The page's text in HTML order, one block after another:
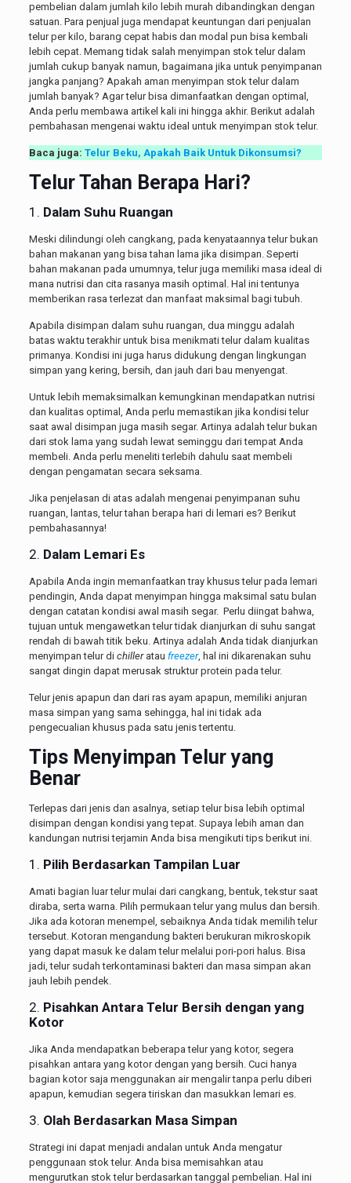
pembelian dalam jumlah kilo lebih murah dibandingkan dengan
satuan. Para penjual juga mendapat keuntungan dari penjualan
telur per kilo, barang cepat habis dan modal pun bisa kembali
lebih cepat. Memang tidak salah menyimpan stok telur dalam
jumlah cukup banyak namun, bagaimana jika untuk penyimpanan
jangka panjang? Apakah aman menyimpan stok telur dalam
jumlah banyak? Agar telur bisa dimanfaatkan dengan optimal,
Anda perlu membawa artikel kali ini hingga akhir. Berikut adalah
pembahasan mengenai waktu ideal untuk menyimpan stok telur.
Baca juga: Telur Beku, Apakah Baik Untuk Dikonsumsi?
Telur Tahan Berapa Hari?
1. Dalam Suhu Ruangan
Meski dilindungi oleh cangkang, pada kenyataannya telur bukan
bahan makanan yang bisa tahan lama jika disimpan. Seperti
bahan makanan pada umumnya, telur juga memiliki masa ideal di
mana nutrisi dan cita rasanya masih optimal. Hal ini tentunya
memberikan rasa terlezat dan manfaat maksimal bagi tubuh.
Apabila disimpan dalam suhu ruangan, dua minggu adalah
batas waktu terakhir untuk bisa menikmati telur dalam kualitas
primanya. Kondisi ini juga harus didukung dengan lingkungan
simpan yang kering, bersih, dan jauh dari bau menyengat.
Untuk lebih memaksimalkan kemungkinan mendapatkan nutrisi
dan kualitas optimal, Anda perlu memastikan jika kondisi telur
saat awal disimpan juga masih segar. Artinya adalah telur bukan
dari stok lama yang sudah lewat seminggu dari tempat Anda
membeli. Anda perlu meneliti terlebih dahulu saat membeli
dengan pengamatan secara seksama.
Jika penjelasan di atas adalah mengenai penyimpanan suhu
ruangan, lantas, telur tahan berapa hari di lemari es? Berikut
pembahasannya!
2. Dalam Lemari Es
Apabila Anda ingin memanfaatkan tray khusus telur pada lemari
pendingin, Anda dapat menyimpan hingga maksimal satu bulan
dengan catatan kondisi awal masih segar. Perlu diingat bahwa,
tujuan untuk mengawetkan telur tidak dianjurkan di suhu sangat
rendah di bawah titik beku. Artinya adalah Anda tidak dianjurkan
menyimpan telur di chilleratau freezer, hal ini dikarenakan suhu
sangat dingin dapat merusak struktur protein pada telur.
Telur jenis apapun dan dari ras ayam apapun, memiliki anjuran
masa simpan yang sama sehingga, hal ini tidak ada
pengecualian khusus pada satu jenis tertentu.
Tips Menyimpan Telur yang
Benar
Terlepas dari jenis dan asalnya, setiap telur bisa lebih optimal
disimpan dengan kondisi yang tepat. Supaya lebih aman dan
kandungan nutrisi terjamin Anda bisa mengikuti tips berikut ini.
1. Pilih Berdasarkan Tampilan Luar
Amati bagian luar telur mulai dari cangkang, bentuk, tekstur saat
diraba, serta warna. Pilih permukaan telur yang mulus dan bersih.
Jika ada kotoran menempel, sebaiknya Anda tidak memilih telur
tersebut. Kotoran mengandung bakteri berukuran mikroskopik
yang dapat masuk ke dalam telur melalui pori-pori halus. Bisa
jadi, telur sudah terkontaminasi bakteri dan masa simpan akan
jauh lebih pendek.
2. Pisahkan Antara Telur Bersih dengan yang
Kotor
Jika Anda mendapatkan beberapa telur yang kotor, segera
pisahkan antara yang kotor dengan yang bersih. Cuci hanya
bagian kotor saja menggunakan air mengalir tanpa perlu diberi
apapun, kemudian segera tiriskan dan masukkan lemari es.
3. Olah Berdasarkan Masa Simpan
Strategi ini dapat menjadi andalan untuk Anda mengatur
penggunaan stok telur. Anda bisa memisahkan atau
mengurutkan stok telur berdasarkan tanggal pembelian. Hal ini